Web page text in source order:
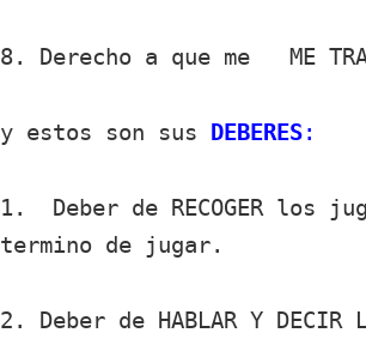
8. Derecho a que me ME
y estos son sus DEBERES:
1. Deber de RECOGER los
termino de jugar.
2. Deber de HABLAR Y